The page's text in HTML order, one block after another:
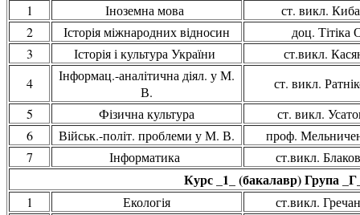
1 Іноземна мова
ст. викл.
2
Історія міжнародних відносин
доц. Тітіка
3
Історія і культура України
ст.викл.
4
Інформац.-аналітична діял. у М.
В.
ст. викл.
5
Фізична культура
ст. викл.
6
Військ.-політ. проблеми у М. В.
проф.
7
Інформатика ст.викл.
Курс _1_ (бакалавр) Група
1 Екологія
ст.викл.